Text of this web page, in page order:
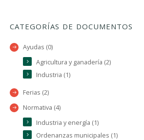
CATEGORÍAS DE DOCUMENTOS
Ayudas (0)
Agricultura y ganadería (2)
Industria (1)
Ferias (2)
Normativa (4)
Industria y energía (1)
Ordenanzas municipales (1)